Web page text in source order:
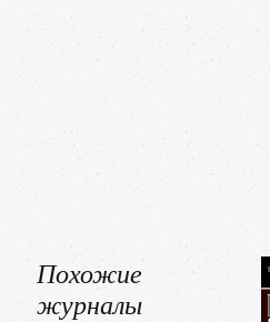
Похожие
журналы